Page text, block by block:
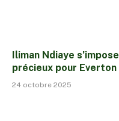
Iliman Ndiaye
précieux pour Everton
24 octobre 2025